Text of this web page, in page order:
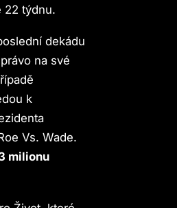
22 týdnu.
dekádu
na své
k
Vs. Wade.
milionu